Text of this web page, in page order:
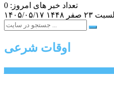
تعداد خبر های امروز: 0
۱۴۰۵/۰۵/۱۷
السبت ۲۳ صفر ۱۴۴۸
اوقات شرعی